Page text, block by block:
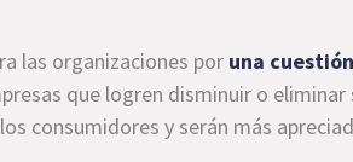
las organizaciones por una
que logren disminuir o eliminar
consumidores y serán más